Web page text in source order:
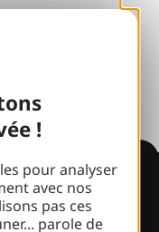
!
pour analyser
avec nos
pas ces
parole de